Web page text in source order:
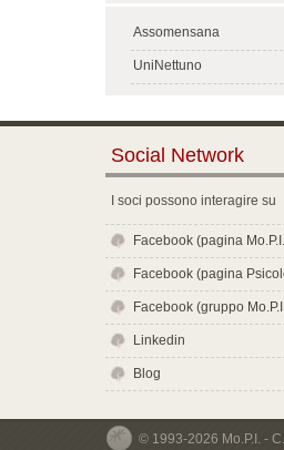
Assomensana
UniNettuno
Social Network
I soci possono interagire su
Facebook (pagina
Facebook (pagina
Facebook (gruppo
Linkedin
Blog
© 1993-2026 Mo.P.I. -